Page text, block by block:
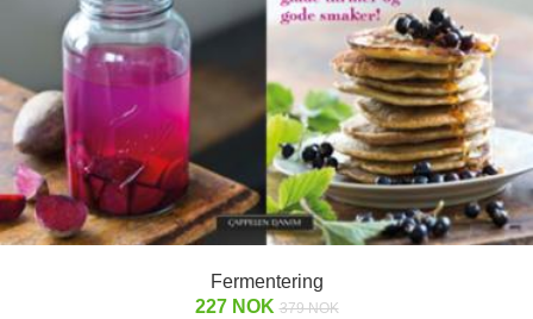
Fermentering
227 NOK 379 NOK